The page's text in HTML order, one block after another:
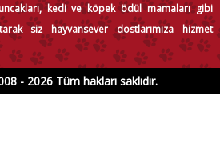
kedi ve köpek ödül mamaları gibi
siz hayvansever dostlarımıza hizmet
- 2026 Tüm hakları saklıdır.